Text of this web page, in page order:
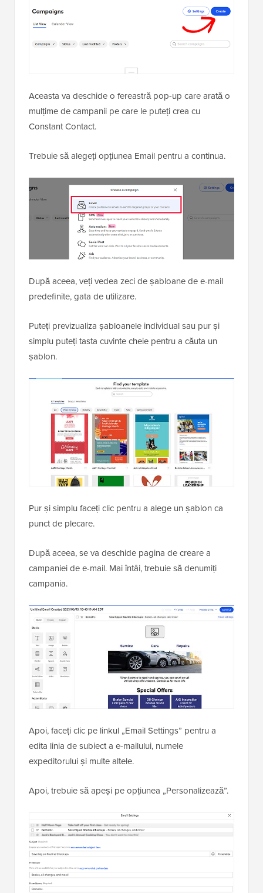
Aceasta va deschide o fereastră pop-up care arată o
mulțime de campanii pe care le puteți crea cu
Constant Contact.
Trebuie să alegeți opțiunea Email pentru a continua.
După aceea, veți vedea zeci de șabloane de e-mail
predefinite, gata de utilizare.
Puteți previzualiza șabloanele individual sau pur și
simplu puteți tasta cuvinte cheie pentru a căuta un
șablon.
Pur și simplu faceți clic pentru a alege un șablon ca
punct de plecare.
După aceea, se va deschide pagina de creare a
campaniei de e-mail. Mai întâi, trebuie să denumiți
campania.
Apoi, faceți clic pe linkul „Email Settings” pentru a
edita linia de subiect a e-mailului, numele
expeditorului și multe altele.
Apoi, trebuie să apeși pe opțiunea „Personalizează”.